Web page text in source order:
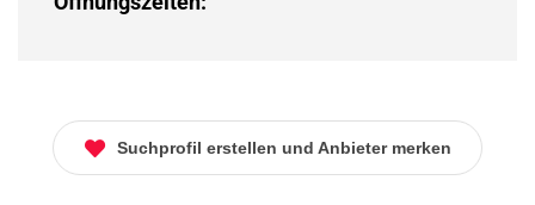
Suchprofil erstellen und Anbieter merken